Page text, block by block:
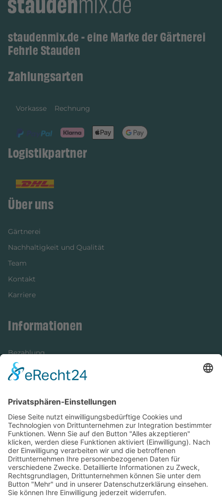
staudenmix.de - eine Marke der Gärtnerei
Fehrle Stauden
Zahlungsarten
Vorkasse Rechnung
Logistikpartner
Über uns
Gärtnerei
Nachhaltigkeit und Qualität
Team
Kontakt
Karriere
Informationen
Bezahlung
Newsletter
Versandinformationen
Verfügbarkeit/Verträglichkeit
Rechtliches
Widerrufsrecht und Widerrufsformular
Impressum
Datenschutzerklärung